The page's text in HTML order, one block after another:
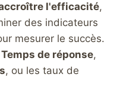
l'efficacité,
des indicateurs
mesurer le succès.
Temps de réponse,
, ou les taux de